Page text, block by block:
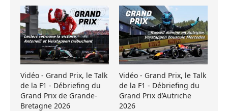
Vidéo - Grand Prix, le Talk
de la F1 - Débriefing du
Grand Prix de Grande-
Bretagne 2026
Vidéo - Grand Prix, le Talk
de la F1 - Débriefing du
Grand Prix d’Autriche
2026